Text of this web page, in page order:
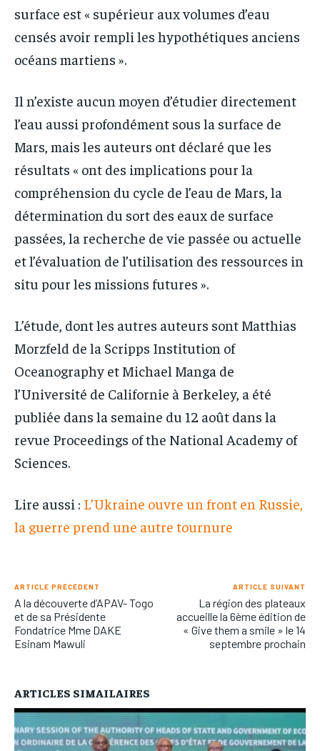
surface est « supérieur aux volumes d’eau
censés avoir rempli les hypothétiques anciens
océans martiens ».
Il n’existe aucun moyen d’étudier directement
l’eau aussi profondément sous la surface de
Mars, mais les auteurs ont déclaré que les
résultats « ont des implications pour la
compréhension du cycle de l’eau de Mars, la
détermination du sort des eaux de surface
passées, la recherche de vie passée ou actuelle
et l’évaluation de l’utilisation des ressources in
situ pour les missions futures ».
L’étude, dont les autres auteurs sont Matthias
Morzfeld de la Scripps Institution of
Oceanography et Michael Manga de
l’Université de Californie à Berkeley, a été
publiée dans la semaine du 12 août dans la
revue Proceedings of the National Academy of
Sciences.
Lire aussi : L’Ukraine ouvre un front en Russie,
la guerre prend une autre tournure
ARTICLE PRÉCÉDENT
A la découverte d’APAV- Togo
et de sa Présidente
Fondatrice Mme DAKE
Esinam Mawuli
ARTICLE SUIVANT
La région des plateaux
accueille la 6ème édition de
« Give them a smile » le 14
septembre prochain
ARTICLES SIMAILAIRES